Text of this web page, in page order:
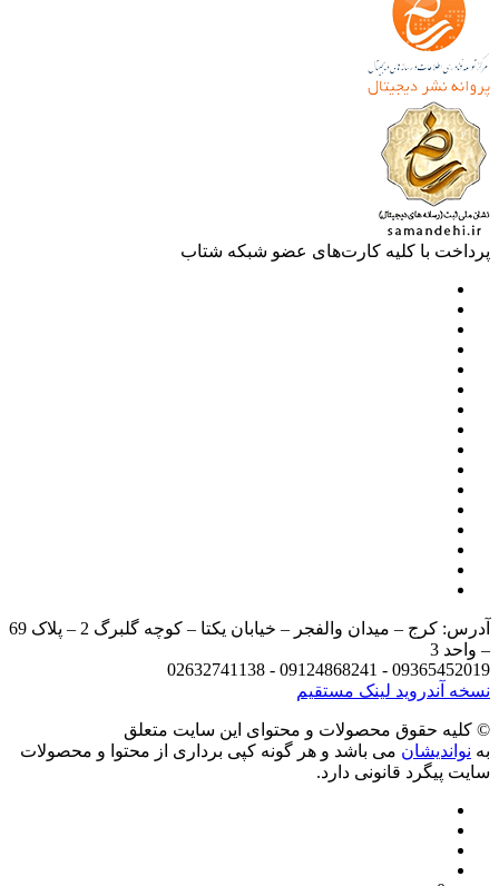
با کلیه کارت‌های عضو شبکه شتاب
آدرس: کرج – میدان والفجر – خیابان یکتا – کوچه گلبرگ 2 – پلاک 69
3
09365452019 - 09124868241 -
آندرویدلینک مستقیم
حقوق محصولات و محتوای اين سایت متعلق
می باشد و هر گونه کپی برداری از محتوا و محصولات
پیگرد قانونی دارد.